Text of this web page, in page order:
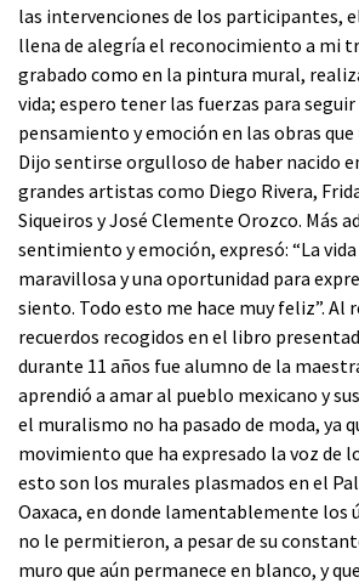
las intervenciones de los participantes,
llena de alegría el reconocimiento a mi
grabado como en la pintura mural,
vida; espero tener las fuerzas para
pensamiento y emoción en las obras
Dijo sentirse orgulloso de haber nacido
grandes artistas como Diego Rivera,
Siqueiros y José Clemente Orozco. Más
sentimiento y emoción, expresó: “La
maravillosa y una oportunidad para
siento. Todo esto me hace muy feliz”. Al
recuerdos recogidos en el libro
durante 11 años fue alumno de la
aprendió a amar al pueblo mexicano y
el muralismo no ha pasado de moda, ya
movimiento que ha expresado la voz de
esto son los murales plasmados en el
Oaxaca, en donde lamentablemente
no le permitieron, a pesar de su
muro que aún permanece en blanco, y